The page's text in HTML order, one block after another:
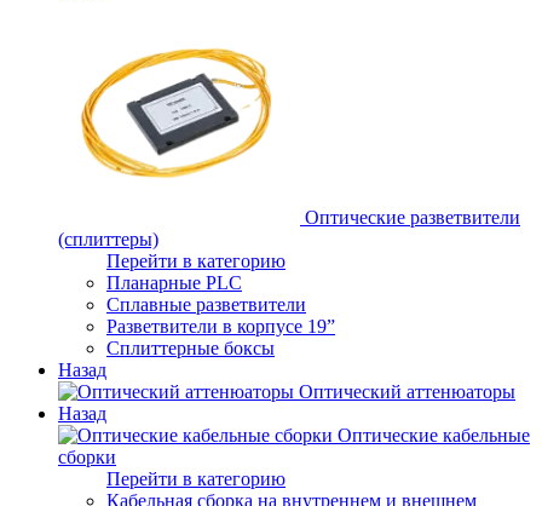
Оптические разветвители
(сплиттеры)
Перейти в категорию
Планарные PLC
Сплавные разветвители
Разветвители в корпусе 19”
Сплиттерные боксы
Назад
Оптический аттенюаторы
Назад
Оптические кабельные
сборки
Перейти в категорию
Кабельная сборка на внутреннем и внешнем